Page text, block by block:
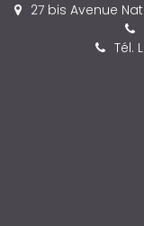
27 bis Avenue
Tél.